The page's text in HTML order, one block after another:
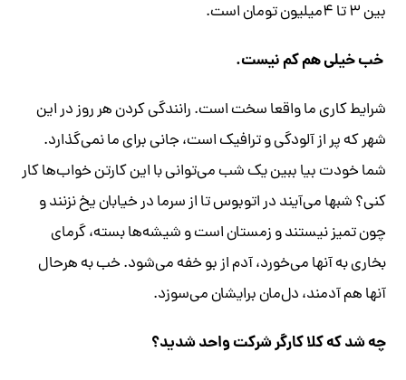
بین ۳ تا ۴‌میلیون تومان است.
خب خیلی هم کم نیست.
شرایط کاری ما واقعا سخت است. رانندگی کردن هر روز در این
شهر که پر از آلودگی و ترافیک است، جانی برای ما نمی‌گذارد.
شما خودت بیا ببین یک شب می‌توانی با این کارتن خواب‌ها کار
کنی؟ شبها می‌آیند در اتوبوس تا از سرما در خیابان یخ نزنند و
چون تمیز نیستند و زمستان است و شیشه‌ها بسته، گرمای
بخاری به آنها می‌خورد، آدم از بو خفه می‌شود. خب به هرحال
آنها هم آدمند، دل‌مان برایشان می‌سوزد.
چه شد که کلا کارگر شرکت واحد شدید؟